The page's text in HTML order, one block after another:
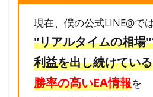
現在、僕の公式LINE@では
"リアルタイムの相場
利益を出し続けている
勝率の高いEA情報を